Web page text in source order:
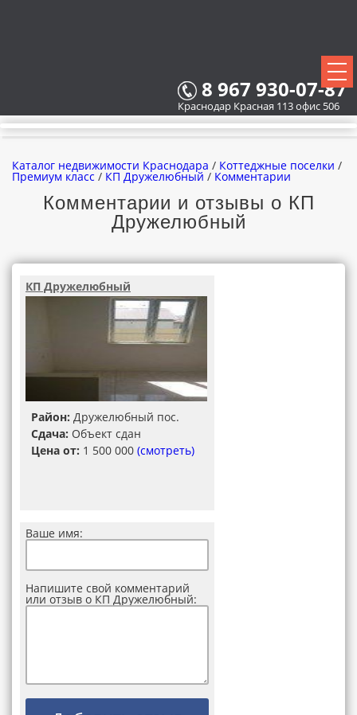
8 967 930-07-87
Краснодар Красная 113 офис 506
ВСЕ НОВОСТРОЙКИ
КАРТА НОВОСТРОЕК
ВСЕ КОТТЕДЖНЫЕ ПОСЕЛКИ
Каталог недвижимости Краснодара / Коттеджные поселки /
Премиум класс / КП Дружелюбный / Комментарии
Комментарии и отзывы о КП
Дружелюбный
КП Дружелюбный
Район: Дружелюбный пос.
Сдача: Объект сдан
Цена от: 1 500 000 (смотреть)
Ваше имя:
Напишите свой комментарий
или отзыв о КП Дружелюбный: